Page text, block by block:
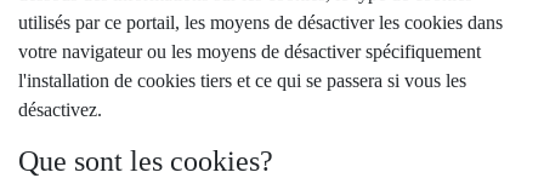
utilisés par ce portail, les moyens de désactiver les cookies dans
votre navigateur ou les moyens de désactiver spécifiquement
l'installation de cookies tiers et ce qui se passera si vous les
désactivez.
Que sont les cookies?